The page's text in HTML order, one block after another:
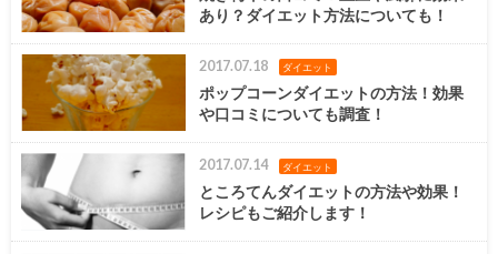
あり？ダイエット方法についても！
2017.07.18 ダイエット
ポップコーンダイエットの方法！効果
や口コミについても調査！
2017.07.14 ダイエット
ところてんダイエットの方法や効果！
レシピもご紹介します！